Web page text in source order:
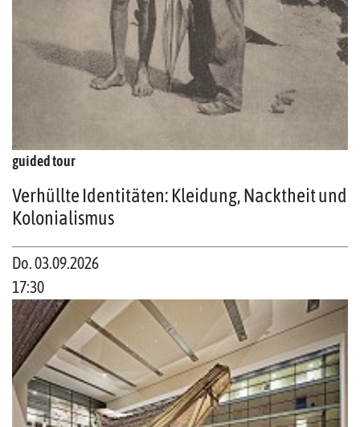
guided tour
Verhüllte Identitäten: Kleidung, Nacktheit und
Kolonialismus
Do. 03.09.2026
17:30